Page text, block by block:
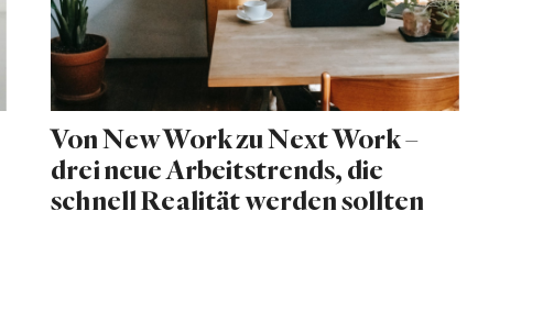
Von New Work zu Next Work –
drei neue Arbeitstrends, die
schnell Realität werden sollten